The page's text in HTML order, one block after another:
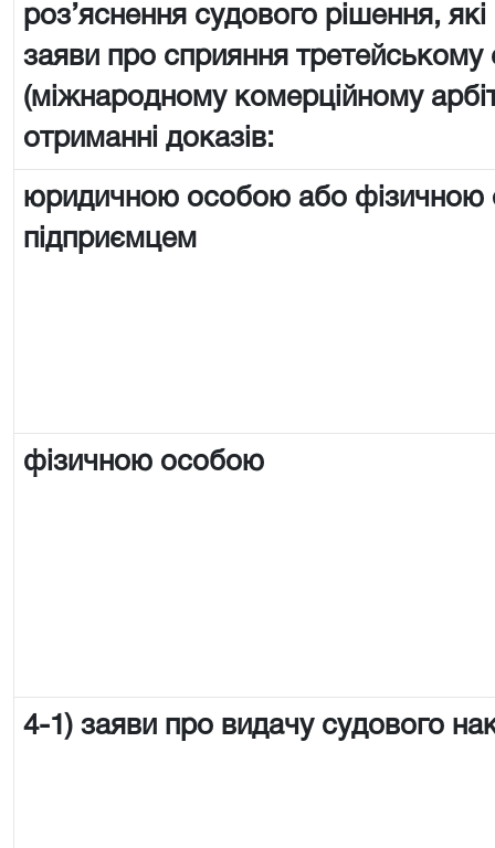
роз’яснення судового рішення,
заяви про сприяння третейському
(міжнародному комерційному
отриманні доказів:
юридичною особою або
підприємцем
фізичною особою
4-1) заяви про видачу судового